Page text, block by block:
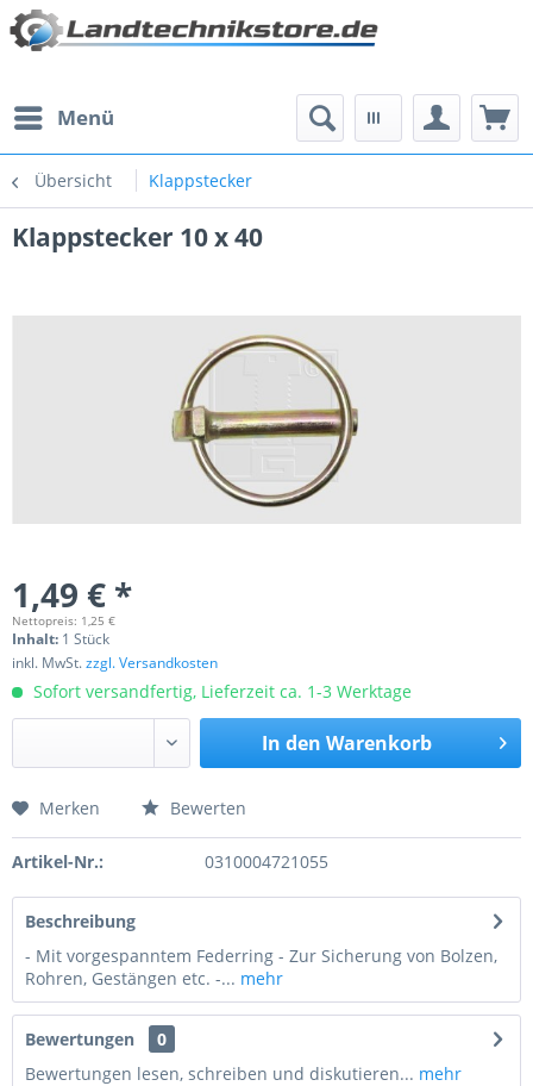
Menü
Übersicht Klappstecker
Klappstecker 10 x 40
1,49 € *
Nettopreis: 1,25 €
Inhalt: 1 Stück
inkl. MwSt.zzgl. Versandkosten
Sofort versandfertig, Lieferzeit ca. 1-3 Werktage
In den Warenkorb
Preis anfragen
Merken Bewerten
Artikel-Nr.: 0310004721055
Beschreibung
- Mit vorgespanntem Federring - Zur Sicherung von Bolzen,
Rohren, Gestängen etc. -... mehr
Bewertungen
0
Bewertungen lesen, schreiben und diskutieren... mehr